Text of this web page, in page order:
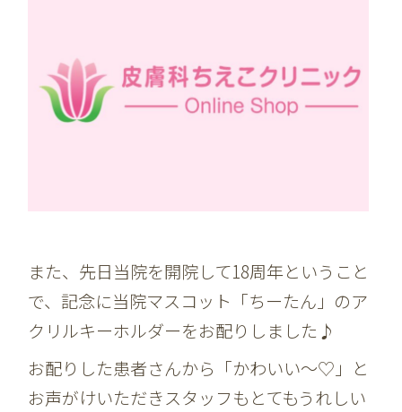
また、先日当院を開院して18周年ということ
で、記念に当院マスコット「ちーたん」のア
クリルキーホルダーをお配りしました♪
お配りした患者さんから「かわいい～♡」と
お声がけいただきスタッフもとてもうれしい